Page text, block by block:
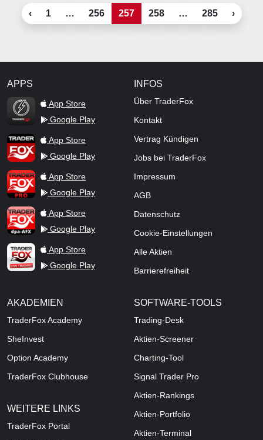
‹ 1 … 256 257 258 … 285 ›
APPS
TraderFox Flash
App Store
Google Play
TraderFox AppApp Store
Google Play
TraderFox ProApp Store
Google Play
TraderFox dpa-AFX ProFeed
App Store
Google Play
TraderFox Live Trading
App Store
Google Play
INFOS
Über TraderFox
Kontakt
Vertrag Kündigen
Jobs bei TraderFox
Impressum
AGB
Datenschutz
Cookie-Einstellungen
Alle Aktien
Barrierefreiheit
AKADEMIEN
TraderFox Academy
SheInvest
Option Academy
TraderFox Clubhouse
WEITERE LINKS
TraderFox Portal
SOFTWARE-TOOLS
Trading-Desk
Aktien-Screener
Charting-Tool
Signal Trader Pro
Aktien-Rankings
Aktien-Portfolio
Aktien-Terminal